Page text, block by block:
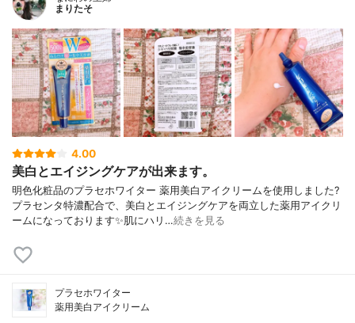
まりたそ
4.00
美白とエイジングケアが出来ます。
明色化粧品のプラセホワイター 薬用美白アイクリームを使用しました?
プラセンタ特濃配合で、美白とエイジングケアを両立した薬用アイクリ
ームになっております✨肌にハリ…続きを見る
プラセホワイター
薬用美白アイクリーム